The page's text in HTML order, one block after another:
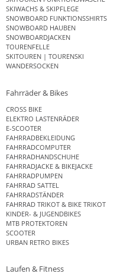
SKIWACHS & SKIPFLEGE
SNOWBOARD FUNKTIONSSHIRTS
SNOWBOARD HAUBEN
SNOWBOARDJACKEN
TOURENFELLE
SKITOUREN | TOURENSKI
WANDERSOCKEN
Fahrräder & Bikes
CROSS BIKE
ELEKTRO LASTENRÄDER
E-SCOOTER
FAHRRADBEKLEIDUNG
FAHRRADCOMPUTER
FAHRRADHANDSCHUHE
FAHRRADJACKE & BIKEJACKE
FAHRRADPUMPEN
FAHRRAD SATTEL
FAHRRADSTÄNDER
FAHRRAD TRIKOT & BIKE TRIKOT
KINDER- & JUGENDBIKES
MTB PROTEKTOREN
SCOOTER
URBAN RETRO BIKES
Laufen & Fitness